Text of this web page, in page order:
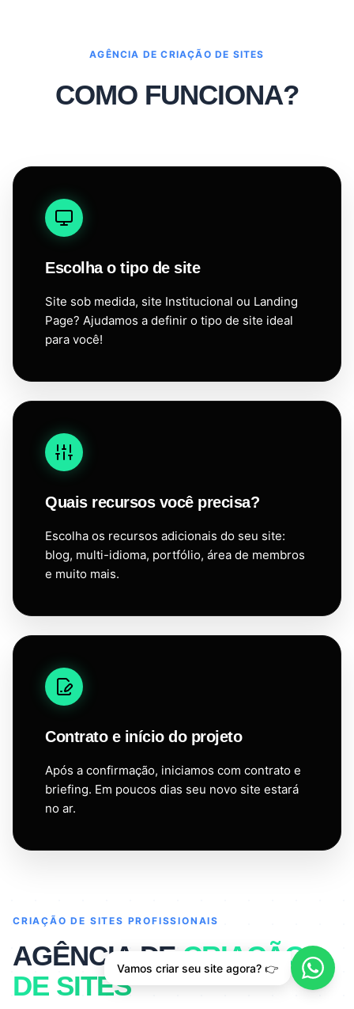
AGÊNCIA DE CRIAÇÃO DE SITES
COMO FUNCIONA?
Escolha o tipo de site
Site sob medida, site Institucional ou Landing
Page? Ajudamos a definir o tipo de site ideal
para você!
Quais recursos você precisa?
Escolha os recursos adicionais do seu site:
blog, multi-idioma, portfólio, área de membros
e muito mais.
Contrato e início do projeto
Após a confirmação, iniciamos com contrato e
briefing. Em poucos dias seu novo site estará
no ar.
CRIAÇÃO DE SITES PROFISSIONAIS
AGÊNCIA DE CRIAÇÃO
DE SITES
Vamos criar seu site agora? 👉